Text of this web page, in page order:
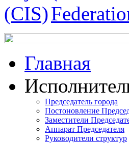
Главная
Председатель города
Постоновление
Заместители
Аппарат Председателя
Руководители структур